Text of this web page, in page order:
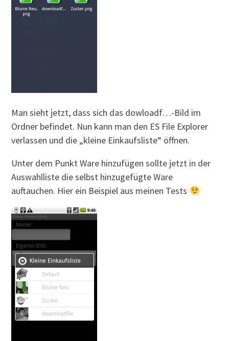
Man sieht jetzt, dass sich das dowloadf…-Bild im
Ordner befindet. Nun kann man den ES File Explorer
verlassen und die „kleine Einkaufsliste“ öffnen.
Unter dem Punkt Ware hinzufügen sollte jetzt in der
Auswahlliste die selbst hinzugefügte Ware
auftauchen. Hier ein Beispiel aus meinen Tests